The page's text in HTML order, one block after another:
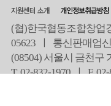
(협)한국협동조합창업
05623 ㅣ 통신판매업
(08504) 서울시 금천구
T 02-832-1970 ㅣF